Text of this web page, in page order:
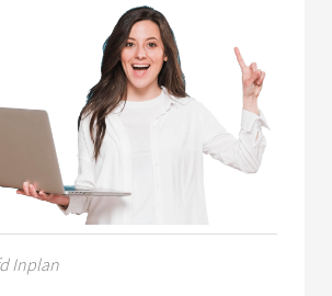
Inplan